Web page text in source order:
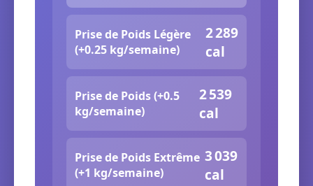
Prise de Poids Légère
(+0.25 kg/semaine)
2 289
cal
Prise de Poids (+0.5
kg/semaine)
2 539
cal
Prise de Poids Extrême
(+1 kg/semaine)
3 039
cal